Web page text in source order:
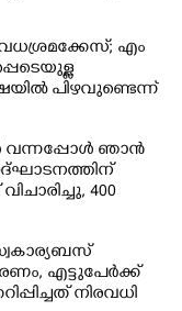
എം
പിഴവുണ്ടെന്ന്
വന്നപ്പോൾ ഞാൻ
400
അത്'
എട്ടുപേർക്ക്
നിരവധി